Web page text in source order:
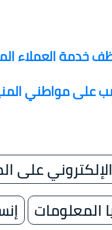
مواطني
الإلكتروني على
المعلومات